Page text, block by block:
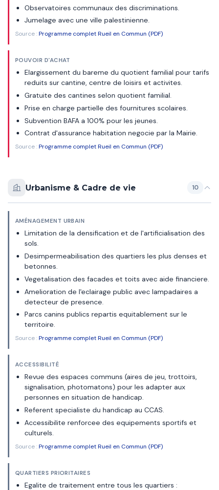
Observatoires communaux des discriminations.
Jumelage avec une ville palestinienne.
Source :Programme complet Rueil en Commun (PDF)
POUVOIR D'ACHAT
Elargissement du bareme du quotient familial pour tarifs
reduits sur cantine, centre de loisirs et activites.
Gratuite des cantines selon quotient familial.
Prise en charge partielle des fournitures scolaires.
Subvention BAFA a 100% pour les jeunes.
Contrat d'assurance habitation negocie par la Mairie.
Source :Programme complet Rueil en Commun (PDF)
Urbanisme & Cadre de vie 10
AMÉNAGEMENT URBAIN
Limitation de la densification et de l'artificialisation des
sols.
Desimpermeabilisation des quartiers les plus denses et
betonnes.
Vegetalisation des facades et toits avec aide financiere.
Amelioration de l'eclairage public avec lampadaires a
detecteur de presence.
Parcs canins publics repartis equitablement sur le
territoire.
Source :Programme complet Rueil en Commun (PDF)
ACCESSIBILITÉ
Revue des espaces communs (aires de jeu, trottoirs,
signalisation, photomatons) pour les adapter aux
personnes en situation de handicap.
Referent specialiste du handicap au CCAS.
Accessibilite renforcee des equipements sportifs et
culturels.
Source :Programme complet Rueil en Commun (PDF)
QUARTIERS PRIORITAIRES
Egalite de traitement entre tous les quartiers :